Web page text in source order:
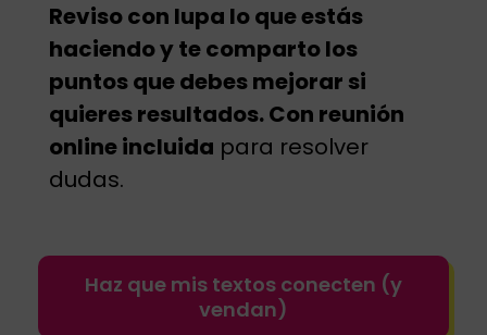
Reviso con lupa lo que estás
haciendo y te comparto los
puntos que debes mejorar si
quieres resultados. Con reunión
online incluida para resolver
dudas.
Haz que mis textos conecten (y
vendan)